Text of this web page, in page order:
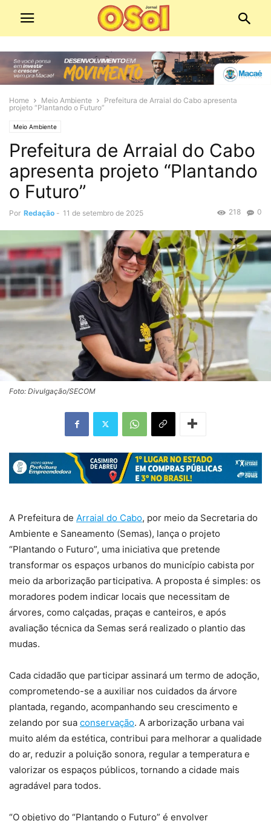
Home Meio Ambiente
Prefeitura de Arraial do Cabo apresenta
projeto “Plantando o Futuro”
Meio Ambiente
Prefeitura de Arraial do Cabo
apresenta projeto “Plantando
o Futuro”
Por Redação - 11 de setembro de 2025 0
218
Foto: Divulgação/SECOM
A Prefeitura de Arraial do Cabo, por meio da Secretaria do
Ambiente e Saneamento (Semas), lança o projeto
“Plantando o Futuro”, uma iniciativa que pretende
transformar os espaços urbanos do município cabista por
meio da arborização participativa. A proposta é simples: os
moradores podem indicar locais que necessitam de
árvores, como calçadas, praças e canteiros, e após
avaliação técnica da Semas será realizado o plantio das
mudas.
Cada cidadão que participar assinará um termo de adoção,
comprometendo-se a auxiliar nos cuidados da árvore
plantada, regando, acompanhando seu crescimento e
zelando por sua conservação. A arborização urbana vai
muito além da estética, contribui para melhorar a qualidade
do ar, reduzir a poluição sonora, regular a temperatura e
valorizar os espaços públicos, tornando a cidade mais
agradável para todos.
“O objetivo do “Plantando o Futuro” é envolver